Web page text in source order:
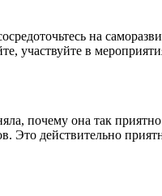
на
участвуйте в
почему она так
Это действительно